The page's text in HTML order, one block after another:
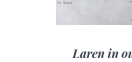
Laren in